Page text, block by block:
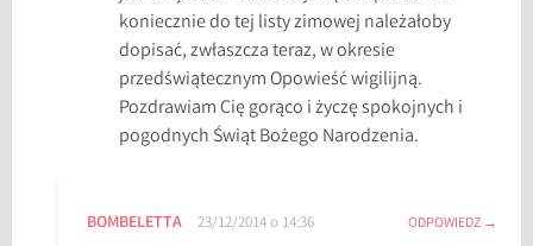
koniecznie do tej listy zimowej należałoby
dopisać, zwłaszcza teraz, w okresie
przedświątecznym Opowieść wigilijną.
Pozdrawiam Cię gorąco i życzę spokojnych i
pogodnych Świąt Bożego Narodzenia.
BOMBELETTA 23/12/2014 o 14:36 ODPOWIEDZ